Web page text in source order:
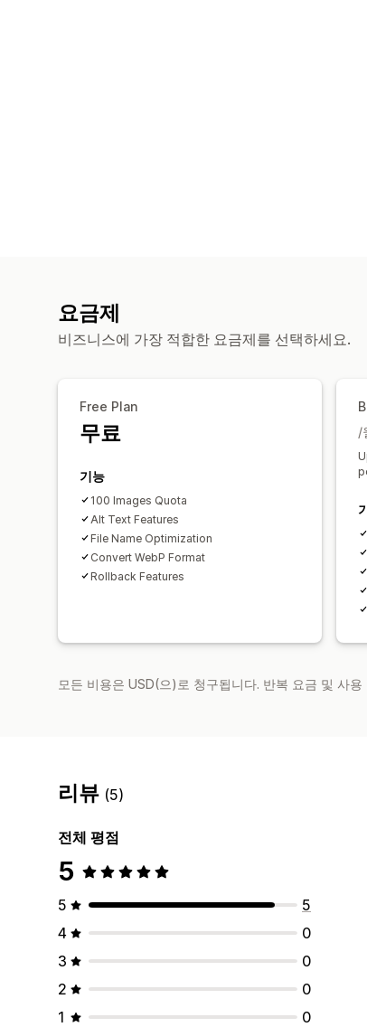
요금제
비즈니스에 가장 적합한 요금제를 선택하세요.
Free Plan
무료
기능
100 Images Quota
Alt Text Features
File Name Optimization
Convert WebP Format
Rollback Features
/
모든 비용은 USD(으)로 청구됩니다. 반복 요금 및 사
리뷰 (5)
전체 평점
5
5
5
4
0
3
0
2
0
1
0